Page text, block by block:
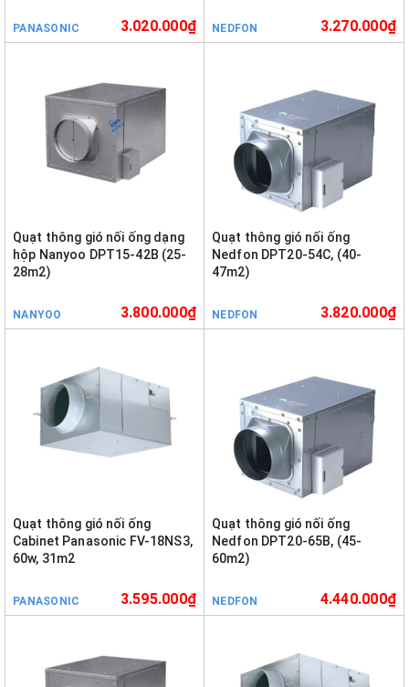
PANASONIC 3.020.000₫ NEDFON 3.270.000₫
Quạt thông gió nối ống dạng
hộp Nanyoo DPT15-42B (25-
28m2)
NANYOO 3.800.000₫
Quạt thông gió nối ống
Nedfon DPT20-54C, (40-
47m2)
NEDFON 3.820.000₫
Quạt thông gió nối ống
Cabinet Panasonic FV-18NS3,
60w, 31m2
PANASONIC 3.595.000₫
Quạt thông gió nối ống
Nedfon DPT20-65B, (45-
60m2)
NEDFON 4.440.000₫